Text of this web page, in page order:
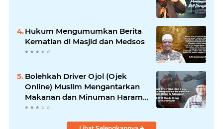
Hukum Mengumumkan Berita
Kematian di Masjid dan Medsos
Bolehkah Driver Ojol (Ojek
Online) Muslim Mengantarkan
Makanan dan Minuman Haram
ke Pelanggan?